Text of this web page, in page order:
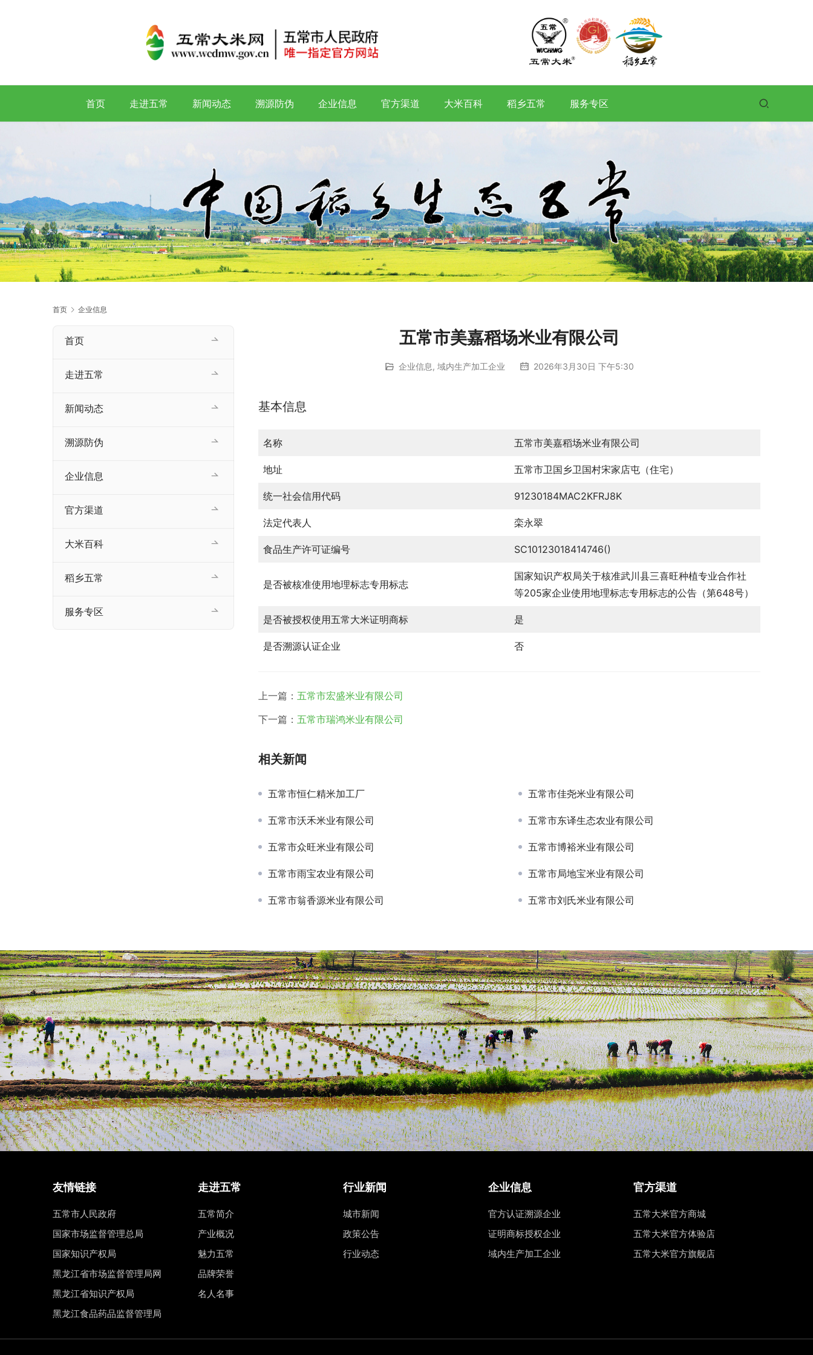
首页 走进五常 新闻动态 溯源防伪 企业信息 官方渠道 大米百科 稻乡五常 服务专区
首页 企业信息
五常市美嘉稻场米业有限公司
企业信息, 域内生产加工企业 2026年3月30日 下午5:30
基本信息
名称 五常市美嘉稻场米业有限公司
地址 五常市卫国乡卫国村宋家店屯（住宅）
统一社会信用代码 91230184MAC2KFRJ8K
法定代表人 栾永翠
食品生产许可证编号 SC10123018414746()
是否被核准使用地理标志专用标志
国家知识产权局关于核准武川县三喜旺种植专业合作社
等205家企业使用地理标志专用标志的公告（第648号）
是否被授权使用五常大米证明商标 是
是否溯源认证企业 否
上一篇： 五常市宏盛米业有限公司
下一篇： 五常市瑞鸿米业有限公司
相关新闻
五常市恒仁精米加工厂 五常市佳尧米业有限公司
五常市沃禾米业有限公司 五常市东译生态农业有限公司
五常市众旺米业有限公司 五常市博裕米业有限公司
五常市雨宝农业有限公司 五常市局地宝米业有限公司
五常市翁香源米业有限公司 五常市刘氏米业有限公司
首页
走进五常
新闻动态
溯源防伪
企业信息
官方渠道
大米百科
稻乡五常
服务专区
友情链接
五常市人民政府
国家市场监督管理总局
国家知识产权局
黑龙江省市场监督管理局网
黑龙江省知识产权局
黑龙江食品药品监督管理局
走进五常
五常简介
产业概况
魅力五常
品牌荣誉
名人名事
行业新闻
城市新闻
政策公告
行业动态
企业信息
官方认证溯源企业
证明商标授权企业
域内生产加工企业
官方渠道
五常大米官方商城
五常大米官方体验店
五常大米官方旗舰店